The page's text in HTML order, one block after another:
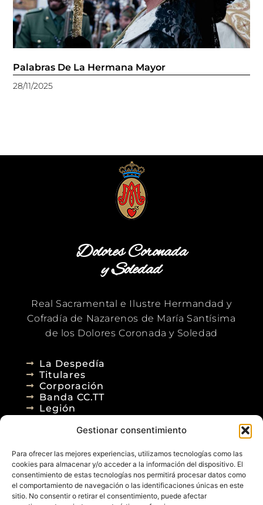
Gestionar consentimiento
Para ofrecer las mejores experiencias, utilizamos tecnologías como las
cookies para almacenar y/o acceder a la información del dispositivo. El
consentimiento de estas tecnologías nos permitirá procesar datos como
el comportamiento de navegación o las identificaciones únicas en este
sitio. No consentir o retirar el consentimiento, puede afectar
Palabras De La Hermana Mayor
28/11/2025
Dolores Coronada
y Soledad
Real Sacramental e Ilustre Hermandad y
Cofradía de Nazarenos de María Santísima
de los Dolores Coronada y Soledad
La Despedía
Titulares
Corporación
Banda CC.TT
Legión
Agenda
Blog
Contacto